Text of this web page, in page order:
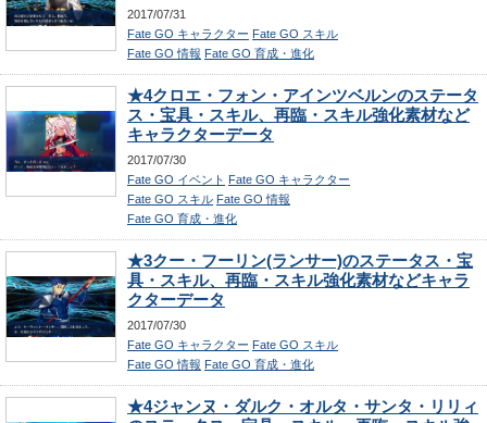
2017/07/31
Fate GO キャラクター Fate GO スキル
Fate GO 情報 Fate GO 育成・進化
★4クロエ・フォン・アインツベルンのステータ
ス・宝具・スキル、再臨・スキル強化素材など
キャラクターデータ
2017/07/30
Fate GO イベント Fate GO キャラクター
Fate GO スキル Fate GO 情報
Fate GO 育成・進化
★3クー・フーリン(ランサー)のステータス・宝
具・スキル、再臨・スキル強化素材などキャラ
クターデータ
2017/07/30
Fate GO キャラクター Fate GO スキル
Fate GO 情報 Fate GO 育成・進化
★4ジャンヌ・ダルク・オルタ・サンタ・リリィ